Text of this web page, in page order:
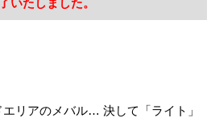
いたしました。
リアのメバル… 決して「ライト」